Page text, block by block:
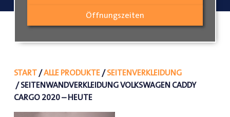
Öffnungszeiten
START/ALLE PRODUKTE/SEITENVERKLEIDUNG
/ SEITENWANDVERKLEIDUNG VOLKSWAGEN CADDY
CARGO 2020 – HEUTE